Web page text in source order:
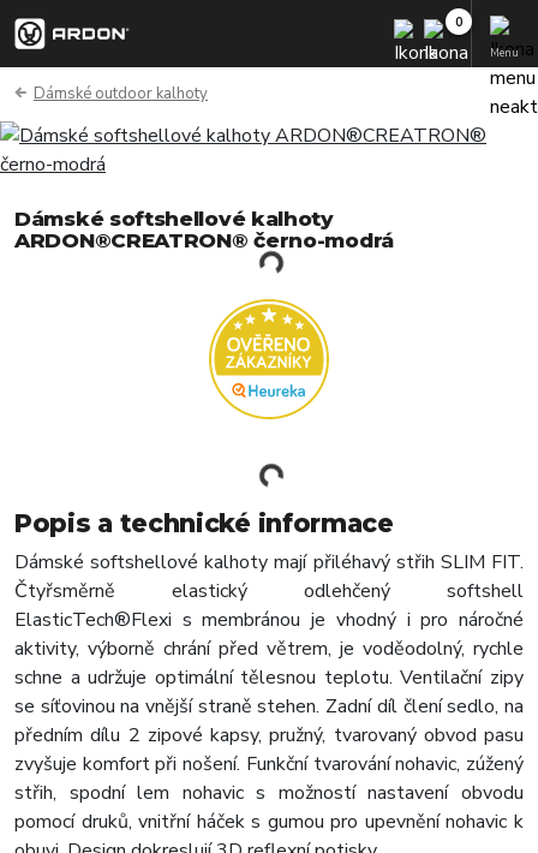
Menu
Dámské outdoor kalhoty
Dámské softshellové kalhoty
ARDON®CREATRON® černo-modrá
Popis a technické informace
Dámské softshellové kalhoty mají přiléhavý střih SLIM FIT.
Čtyřsměrně elastický odlehčený softshell
ElasticTech®Flexi s membránou je vhodný i pro náročné
aktivity, výborně chrání před větrem, je voděodolný, rychle
schne a udržuje optimální tělesnou teplotu. Ventilační zipy
se síťovinou na vnější straně stehen. Zadní díl člení sedlo, na
předním dílu 2 zipové kapsy, pružný, tvarovaný obvod pasu
zvyšuje komfort při nošení. Funkční tvarování nohavic, zúžený
střih, spodní lem nohavic s možností nastavení obvodu
pomocí druků, vnitřní háček s gumou pro upevnění nohavic k